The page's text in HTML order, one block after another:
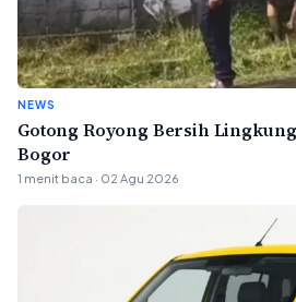
NEWS
Gotong Royong Bersih
Bogor
1 menit baca · 02 Agu 2026